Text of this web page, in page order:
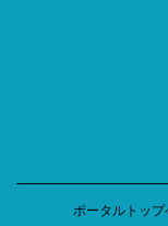
ポータルトップ